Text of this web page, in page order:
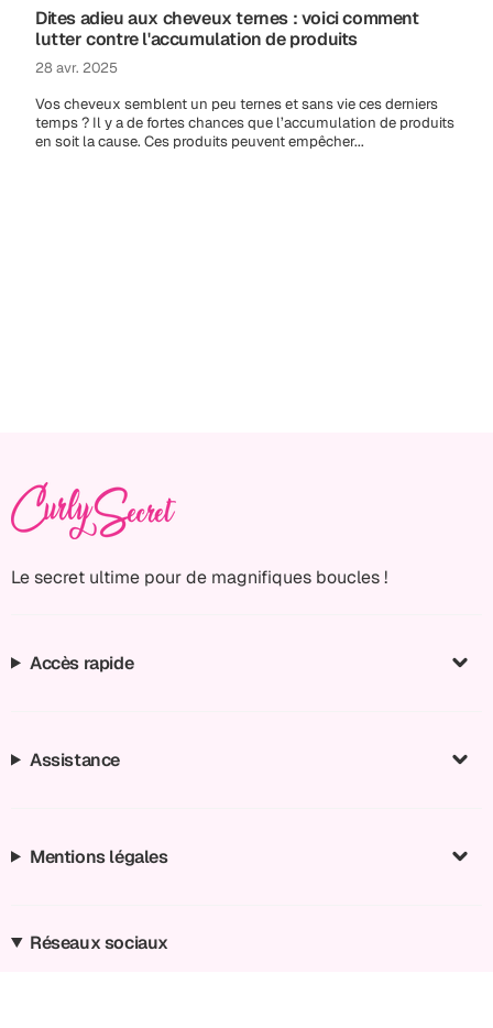
Dites adieu aux cheveux ternes : voici comment
lutter contre l'accumulation de produits
28 avr. 2025
Vos cheveux semblent un peu ternes et sans vie ces derniers
temps ? Il y a de fortes chances que l’accumulation de produits
en soit la cause. Ces produits peuvent empêcher...
Le secret ultime pour de magnifiques boucles !
Accès rapide
Assistance
Mentions légales
Réseaux sociaux